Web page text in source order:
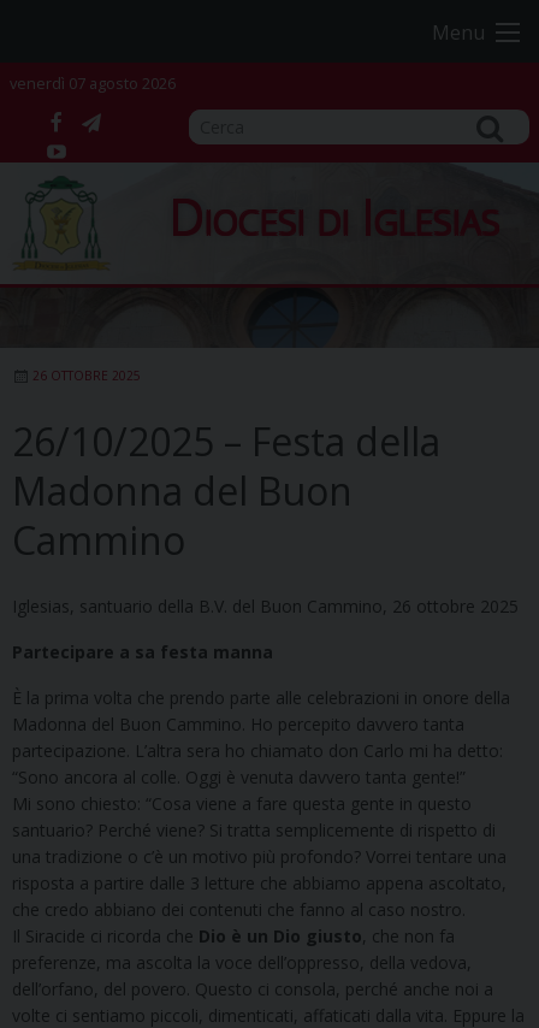
content
Menu
venerdì 07 agosto 2026
facebook
telegram
YouTube
Diocesi di Iglesias
26 OTTOBRE 2025
26/10/2025 – Festa della
Madonna del Buon
Cammino
Iglesias, santuario della B.V. del Buon Cammino, 26 ottobre 2025
Partecipare a sa festa manna
È la prima volta che prendo parte alle celebrazioni in onore della
Madonna del Buon Cammino. Ho percepito davvero tanta
partecipazione. L’altra sera ho chiamato don Carlo mi ha detto:
“Sono ancora al colle. Oggi è venuta davvero tanta gente!”
Mi sono chiesto: “Cosa viene a fare questa gente in questo
santuario? Perché viene? Si tratta semplicemente di rispetto di
una tradizione o c’è un motivo più profondo? Vorrei tentare una
risposta a partire dalle 3 letture che abbiamo appena ascoltato,
che credo abbiano dei contenuti che fanno al caso nostro.
Il Siracide ci ricorda che Dio è un Dio giusto, che non fa
preferenze, ma ascolta la voce dell’oppresso, della vedova,
dell’orfano, del povero. Questo ci consola, perché anche noi a
volte ci sentiamo piccoli, dimenticati, affaticati dalla vita. Eppure la